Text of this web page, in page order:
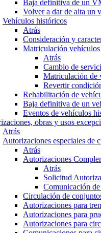
Baja definitiva de un
Volver a dar de alta un
Vehículos históricos
Atrás
Consideración y
Matriculación
Atrás
Cambio de
Matriculación de
Revertir
Rehabilitación de
Baja definitiva de un
Eventos de vehículos
obras y usos
Atrás
Autorizaciones especiales de
Atrás
Autorizaciones
Atrás
Solicitud
Comunicación
Circulación de
Autorizaciones para
Autorizaciones para
Autorizaciones para